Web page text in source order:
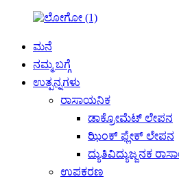
ಮನೆ
ನಮ್ಮ ಬಗ್ಗೆ
ಉತ್ಪನ್ನಗಳು
ರಾಸಾಯನಿಕ
ಡಾಕ್ರೋಮೆಟ್ ಲೇಪನ
ಝಿಂಕ್ ಫ್ಲೇಕ್ ಲೇಪನ
ದ್ಯುತಿವಿದ್ಯುಜ್ಜನಕ
ಉಪಕರಣ